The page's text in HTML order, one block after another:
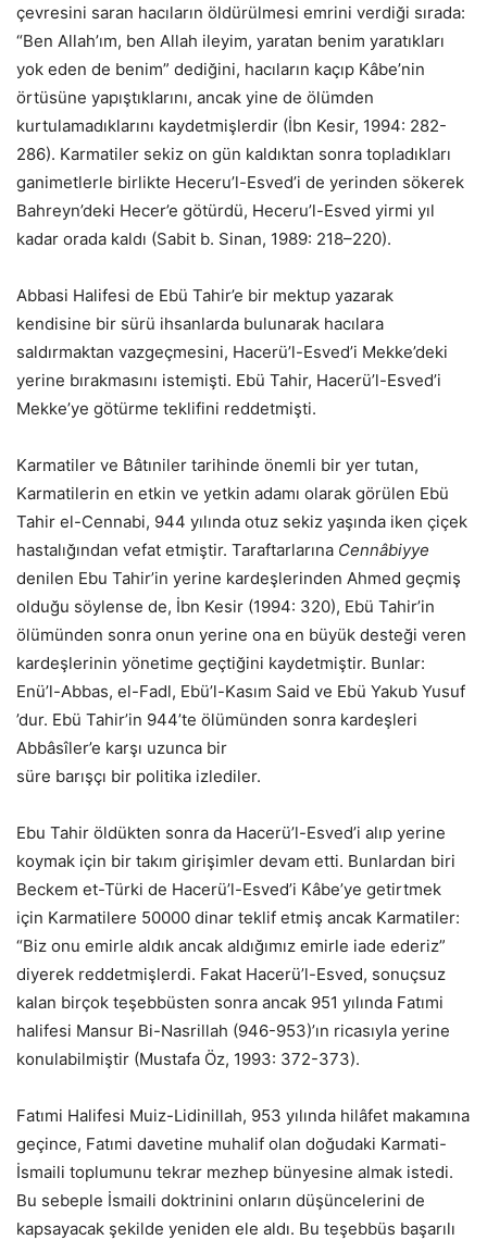
çevresini saran hacıların öldürülmesi emrini verdiği sırada:
“Ben Allah’ım, ben Allah ileyim, yaratan benim yaratıkları
yok eden de benim” dediğini, hacıların kaçıp Kâbe’nin
örtüsüne yapıştıklarını, ancak yine de ölümden
kurtulamadıklarını kaydetmişlerdir (İbn Kesir, 1994: 282-
286). Karmatiler sekiz on gün kaldıktan sonra topladıkları
ganimetlerle birlikte Heceru’l-Esved’i de yerinden sökerek
Bahreyn’deki Hecer’e götürdü, Heceru’l-Esved yirmi yıl
kadar orada kaldı (Sabit b. Sinan, 1989: 218–220).
Abbasi Halifesi de Ebü Tahir’e bir mektup yazarak
kendisine bir sürü ihsanlarda bulunarak hacılara
saldırmaktan vazgeçmesini, Hacerü’l-Esved’i Mekke’deki
yerine bırakmasını istemişti. Ebü Tahir, Hacerü’l-Esved’i
Mekke’ye götürme teklifini reddetmişti.
Karmatiler ve Bâtıniler tarihinde önemli bir yer tutan,
Karmatilerin en etkin ve yetkin adamı olarak görülen Ebü
Tahir el-Cennabi, 944 yılında otuz sekiz yaşında iken çiçek
hastalığından vefat etmiştir. Taraftarlarına Cennâbiyye
denilen Ebu Tahir’in yerine kardeşlerinden Ahmed geçmiş
olduğu söylense de, İbn Kesir (1994: 320), Ebü Tahir’in
ölümünden sonra onun yerine ona en büyük desteği veren
kardeşlerinin yönetime geçtiğini kaydetmiştir. Bunlar:
Enü’l-Abbas, el-Fadl, Ebü’l-Kasım Said ve Ebü Yakub Yusuf
’dur. Ebü Tahir’in 944’te ölümünden sonra kardeşleri
Abbâsîler’e karşı uzunca bir
süre barışçı bir politika izlediler.
Ebu Tahir öldükten sonra da Hacerü’l-Esved’i alıp yerine
koymak için bir takım girişimler devam etti. Bunlardan biri
Beckem et-Türki de Hacerü’l-Esved’i Kâbe’ye getirtmek
için Karmatilere 50000 dinar teklif etmiş ancak Karmatiler:
“Biz onu emirle aldık ancak aldığımız emirle iade ederiz”
diyerek reddetmişlerdi. Fakat Hacerü’l-Esved, sonuçsuz
kalan birçok teşebbüsten sonra ancak 951 yılında Fatımi
halifesi Mansur Bi-Nasrillah (946-953)’ın ricasıyla yerine
konulabilmiştir (Mustafa Öz, 1993: 372-373).
Fatımi Halifesi Muiz-Lidinillah, 953 yılında hilâfet makamına
geçince, Fatımi davetine muhalif olan doğudaki Karmati-
İsmaili toplumunu tekrar mezhep bünyesine almak istedi.
Bu sebeple İsmaili doktrinini onların düşüncelerini de
kapsayacak şekilde yeniden ele aldı. Bu teşebbüs başarılı